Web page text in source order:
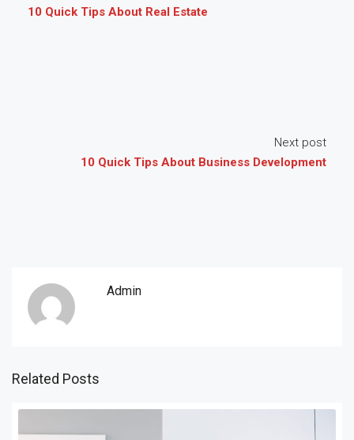
10 Quick Tips About Real Estate
Next post
10 Quick Tips About Business Development
Admin
Related Posts